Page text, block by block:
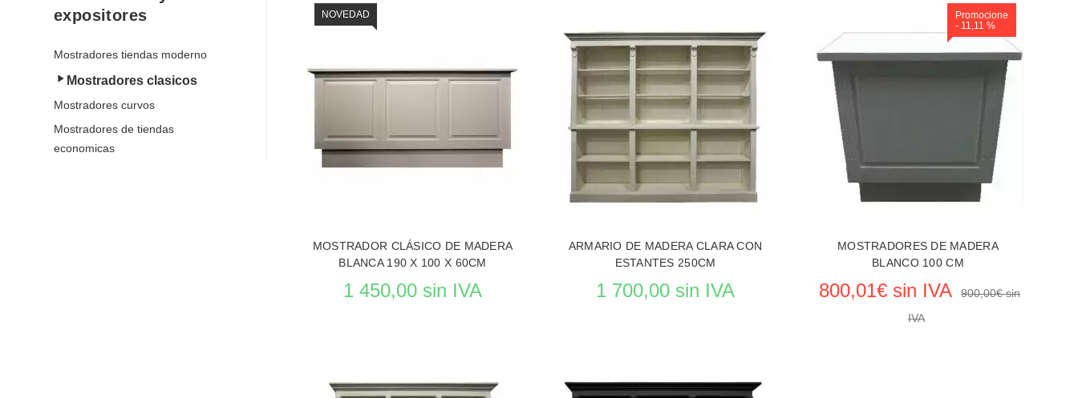
expositores
Mostradores tiendas moderno
Mostradores clasicos
Mostradores curvos
Mostradores de tiendas
economicas
NOVEDAD
MOSTRADOR CLÁSICO DE MADERA
BLANCA 190 X 100 X 60CM
1 450,00 sin IVA
ARMARIO DE MADERA CLARA CON
ESTANTES 250CM
1 700,00 sin IVA
Promocione
- 11,11 %
MOSTRADORES DE MADERA
BLANCO 100 CM
800,01€ sin IVA
900,00€ sin
IVA